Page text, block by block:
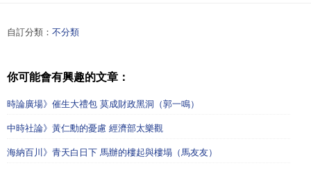
自訂分類： 不分類
你可能會有興趣的文章：
時論廣場》催生大禮包 莫成財政黑洞（郭一鳴）
中時社論》黃仁勳的憂慮 經濟部太樂觀
海納百川》青天白日下 馬辦的樓起與樓塌（馬友友）